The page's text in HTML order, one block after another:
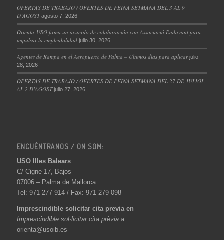
OFERTAS DE TRABAJO / OFERTES DE FEINA SETMANA DEL 3 AL 9
D’AGOST agosto 7, 2026
Orienta-USO firma un acuerdo de colaboración con Associació Endavant para
impulsar la empleabilidad julio 30, 2026
Agentes de Rampa en el Aeropuerto de Palma – Últimos días para aplicar julio
28, 2026
OFERTAS DE TRABAJO / OFERTES DE FEINA SETMANA DEL 27 DE JULIOL
AL 2 D’AGOST julio 27, 2026
ENCUÉNTRANOS / ON SOM:
USO Illes Balears
C/ Cigne 17, Bajos
07006 – Palma de Mallorca
Tel: 971 277 914 / Fax: 971 279 098
Imprescindible solicitar cita previa en
Imprescindible sol·licitar cita prèvia a
orienta@usoib.es